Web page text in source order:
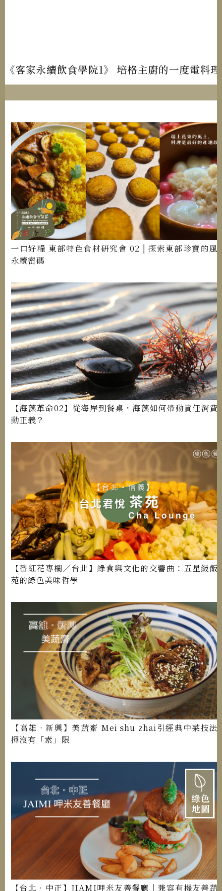
綠色
地圖
《客家永續飲食學院1》 培格主廚的一度電
一口好糧 東部特色食材研究會 02 | 探索東部珍寶的風
永續密碼
【海藻革命02】從海岸到餐桌，海藻如何帶動責任消費
動正義？
【番紅花專欄／台北】綠食與文化的交響曲：五星級飯
苑的綠色美味哲學
【高雄．新興】美蔬齋 Mei shu zhai引經典中菜技法
揮沒有「素」限
【台北．中正】JIAMI呷米友善餐廳│兼容有機友善蔬